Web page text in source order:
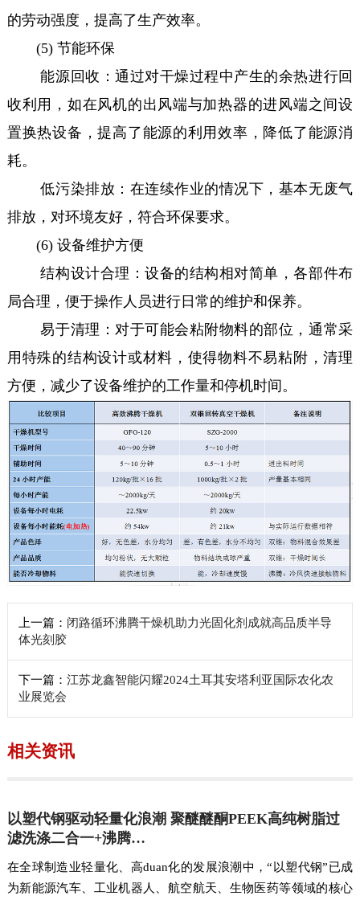
的劳动强度，提高了生产效率。
(5) 节能环保
能源回收：通过对干燥过程中产生的余热进行回
收利用，如在风机的出风端与加热器的进风端之间设
置换热设备，提高了能源的利用效率，降低了能源消
耗。
低污染排放：在连续作业的情况下，基本无废气
排放，对环境友好，符合环保要求。
(6) 设备维护方便
结构设计合理：设备的结构相对简单，各部件布
局合理，便于操作人员进行日常的维护和保养。
易于清理：对于可能会粘附物料的部位，通常采
用特殊的结构设计或材料，使得物料不易粘附，清理
方便，减少了设备维护的工作量和停机时间。
上一篇： 闭路循环沸腾干燥机助力光固化剂成就高品质半导
体光刻胶
下一篇： 江苏龙鑫智能闪耀2024土耳其安塔利亚国际农化农
业展览会
相关资讯
以塑代钢驱动轻量化浪潮 聚醚醚酮PEEK高纯树脂过
滤洗涤二合一+沸腾…
在全球制造业轻量化、高duan化的发展浪潮中，“以塑代钢”已成
为新能源汽车、工业机器人、航空航天、生物医药等领域的核心